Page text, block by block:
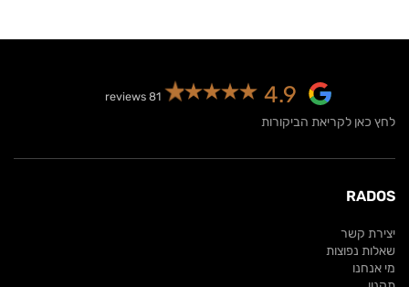
4.9
81 reviews
לחץ כאן לקריאת הביקורות
RADOS
יצירת קשר
שאלות נפוצות
מי אנחנו